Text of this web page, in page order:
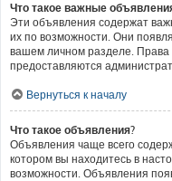
Что такое важные
Эти объявления содержат
их по возможности. Они
вашем личном разделе.
предоставляются
Вернуться к началу
Что такое объявления?
Объявления чаще всего
котором вы находитесь в
возможности. Объявления